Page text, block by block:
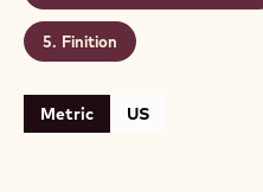
Finition
Metric US